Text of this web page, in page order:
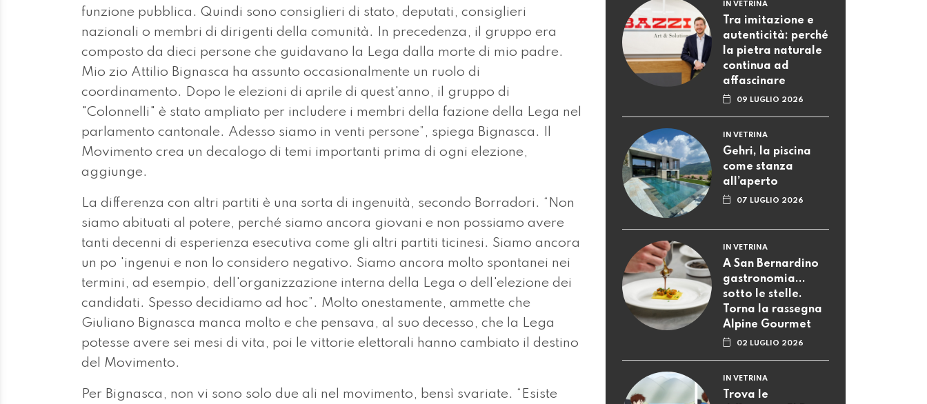
funzione pubblica. Quindi sono consiglieri di stato, deputati, consiglieri
nazionali o membri di dirigenti della comunità. In precedenza, il gruppo era
composto da dieci persone che guidavano la Lega dalla morte di mio padre.
Mio zio Attilio Bignasca ha assunto occasionalmente un ruolo di
coordinamento. Dopo le elezioni di aprile di quest'anno, il gruppo di
"Colonnelli" è stato ampliato per includere i membri della fazione della Lega nel
parlamento cantonale. Adesso siamo in venti persone”, spiega Bignasca. Il
Movimento crea un decalogo di temi importanti prima di ogni elezione,
aggiunge.
La differenza con altri partiti è una sorta di ingenuità, secondo Borradori. “Non
siamo abituati al potere, perché siamo ancora giovani e non possiamo avere
tanti decenni di esperienza esecutiva come gli altri partiti ticinesi. Siamo ancora
un po 'ingenui e non lo considero negativo. Siamo ancora molto spontanei nei
termini, ad esempio, dell'organizzazione interna della Lega o dell'elezione dei
candidati. Spesso decidiamo ad hoc”. Molto onestamente, ammette che
Giuliano Bignasca manca molto e che pensava, al suo decesso, che la Lega
potesse avere sei mesi di vita, poi le vittorie elettorali hanno cambiato il destino
del Movimento.
Per Bignasca, non vi sono solo due ali nel movimento, bensì svariate. “Esiste
IN VETRINA
Tra imitazione e
autenticità: perché
la pietra naturale
continua ad
affascinare
09 LUGLIO 2026
IN VETRINA
Gehri, la piscina
come stanza
all’aperto
07 LUGLIO 2026
IN VETRINA
A San Bernardino
gastronomia...
sotto le stelle.
Torna la rassegna
Alpine Gourmet
02 LUGLIO 2026
IN VETRINA
Trova le